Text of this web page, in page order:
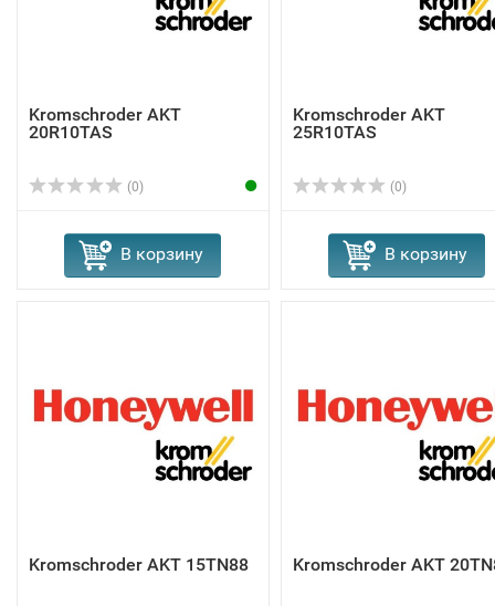
Kromschroder AKT
20R10TAS
(0)
В корзину
Kromschroder AKT
25R10TAS
(0)
В корзину
Kromschroder AKT 15TN88 Kromschroder AKT